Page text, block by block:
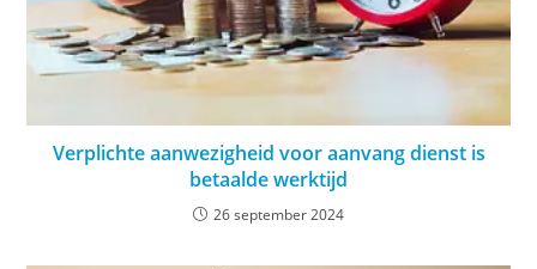
Verplichte aanwezigheid voor aanvang dienst is
betaalde werktijd
26 september 2024